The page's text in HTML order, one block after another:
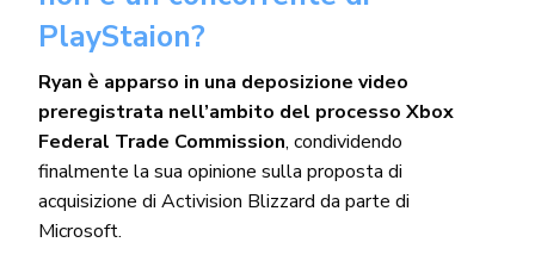
PlayStaion?
Ryan è apparso in una deposizione video
preregistrata nell’ambito del processo Xbox
Federal Trade Commission, condividendo
finalmente la sua opinione sulla proposta di
acquisizione di Activision Blizzard da parte di
Microsoft.